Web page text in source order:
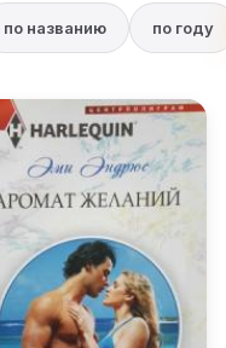
по названию по году